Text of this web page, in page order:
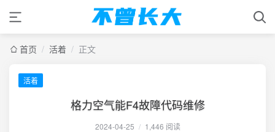
首页 / 活着 / 正文
活着
格力空气能F4故障代码维修
2024-04-25 / 1,446 阅读